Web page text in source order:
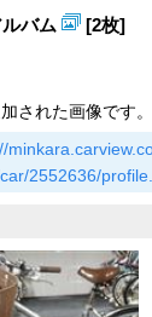
バム [2枚]
された画像です。
2552636/